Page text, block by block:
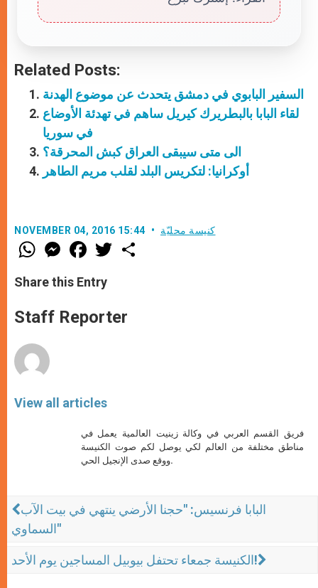
Related Posts:
السفير البابوي في دمشق يتحدث عن موضوع الهدنة
لقاء البابا بالبطريرك كيريل ساهم في تهدئة الأوضاع
في سوريا
الى متى سيبقى العراق كبش المحرقة؟
أوكرانيا: لتكريس البلد لقلب مريم الطاهر
NOVEMBER 04, 2016 15:44 كنيسة محليّة
W
h
t
s
p
p
M
e
s
e
g
e
F
a
e
b
o
k
w
r
Share this Entry
Staff Reporter
View all articles
فريق القسم العربي في وكالة زينيت العالمية يعمل في
مناطق مختلفة من العالم لكي يوصل لكم صوت الكنيسة
ووقع صدى الإنجيل الحي.
البابا فرنسيس: "حجنا الأرضي ينتهي في بيت الآب
السماوي"
الكنيسة جمعاء تحتفل بيوبيل المساجين يوم الأحد!